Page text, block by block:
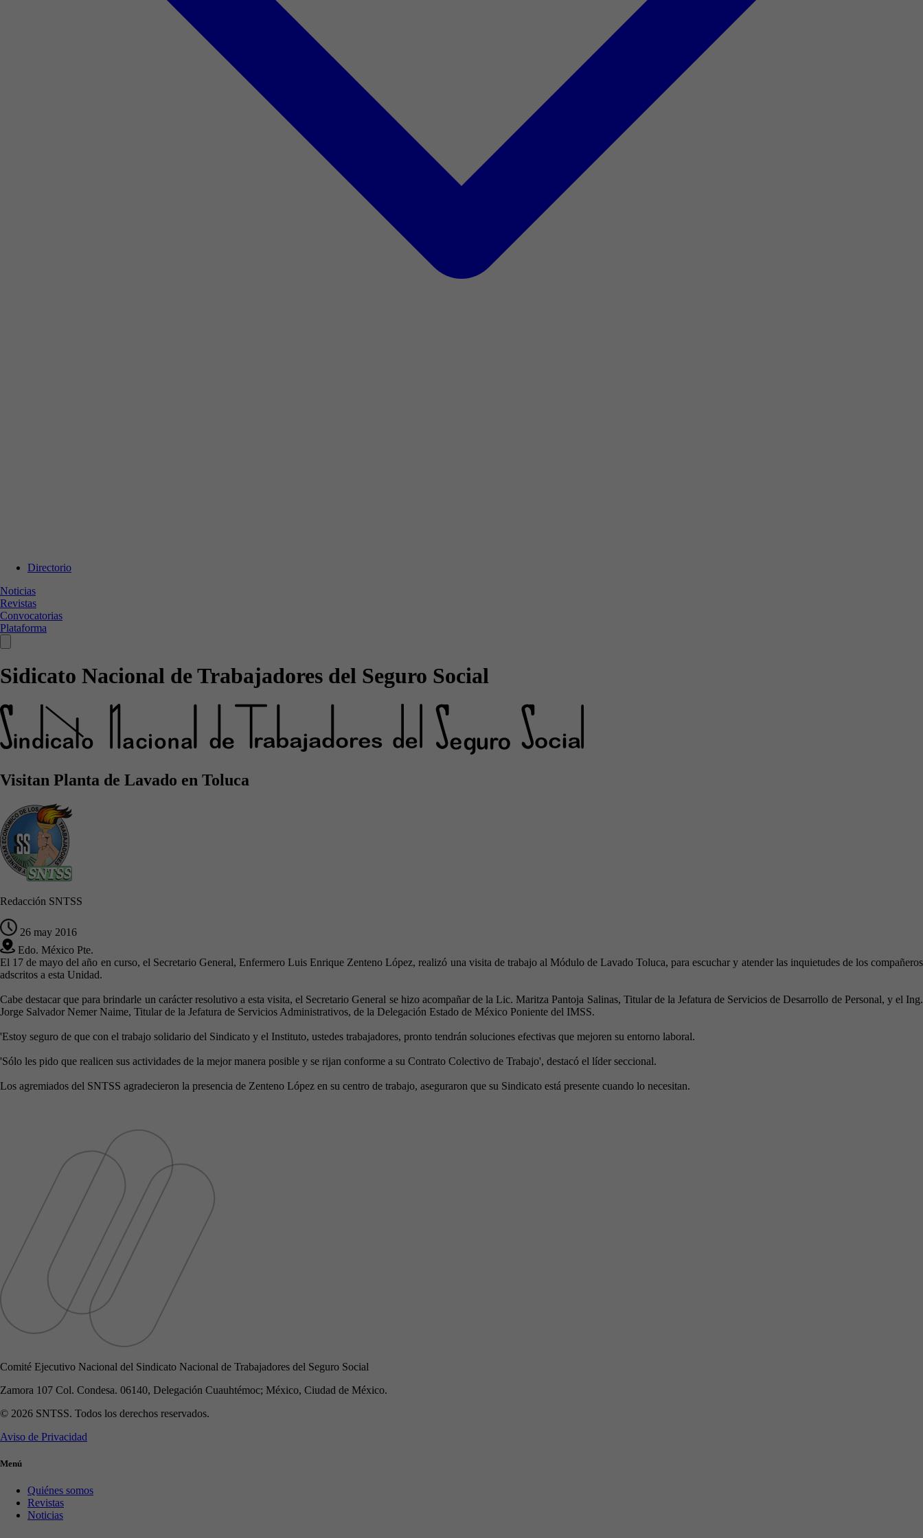
Directorio
Noticias
Revistas
Convocatorias
Plataforma
Sidicato Nacional de Trabajadores del Seguro Social
Visitan Planta de Lavado en Toluca
Redacción SNTSS
26 may 2016
Edo. México Pte.
El 17 de mayo del año en curso, el Secretario General, Enfermero Luis Enrique Zenteno López, realizó una visita de trabajo al Módulo de Lavado Toluca, para escuchar y atender las inquietudes de los compañeros
adscritos a esta Unidad.
Cabe destacar que para brindarle un carácter resolutivo a esta visita, el Secretario General se hizo acompañar de la Lic. Maritza Pantoja Salinas, Titular de la Jefatura de Servicios de Desarrollo de Personal, y el Ing.
Jorge Salvador Nemer Naime, Titular de la Jefatura de Servicios Administrativos, de la Delegación Estado de México Poniente del IMSS.
'Estoy seguro de que con el trabajo solidario del Sindicato y el Instituto, ustedes trabajadores, pronto tendrán soluciones efectivas que mejoren su entorno laboral.
'Sólo les pido que realicen sus actividades de la mejor manera posible y se rijan conforme a su Contrato Colectivo de Trabajo', destacó el líder seccional.
Los agremiados del SNTSS agradecieron la presencia de Zenteno López en su centro de trabajo, aseguraron que su Sindicato está presente cuando lo necesitan.
Comité Ejecutivo Nacional del Sindicato Nacional de Trabajadores del Seguro Social
Zamora 107 Col. Condesa. 06140, Delegación Cuauhtémoc; México, Ciudad de México.
© 2026 SNTSS. Todos los derechos reservados.
Aviso de Privacidad
Menú
Quiénes somos
Revistas
Noticias